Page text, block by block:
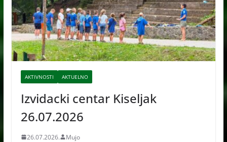
AKTIVNOSTI AKTUELNO
Izvidacki centar Kiseljak
26.07.2026
26.07.2026. Mujo